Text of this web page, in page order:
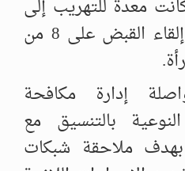
معدة للتهريب إلى
إحدى دول الجوار، وإلقاء القبض على 8 من
إدارة مكافحة
بالتنسيق مع
بهدف ملاحقة شبكات